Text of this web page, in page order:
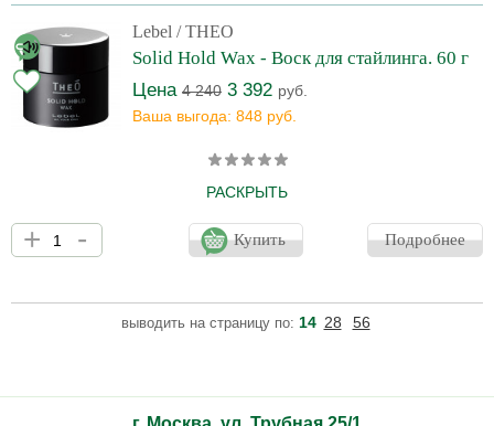
впитывания посторонних запахов. Защищают прическу от
высокой влажности воздуха, атмосферных осадков. Содержит
УФ-фильтры. Спрей легко смывается с волос теплой водой.
Lebel / THEO
Solid Hold Wax - Воск для стайлинга. 60 г
Цена 4 240 3 392 руб.
Ваша выгода: 848 руб.
РАСКРЫТЬ
Воск для волос сильной фиксации (12). Обладает приятным
запахом черного чая и имбиря. Не даёт эффекта липкости и
склеености. Защищает укладку от атмосферных осадков,
поддерживающие здоровую увлажненность прядей, а также УФ-
протекторы, защищающие волосы от повреждения
+ - Купить Подробнее
выводить на страницу по: 14 28 56